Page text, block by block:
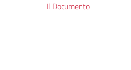
Il Documento